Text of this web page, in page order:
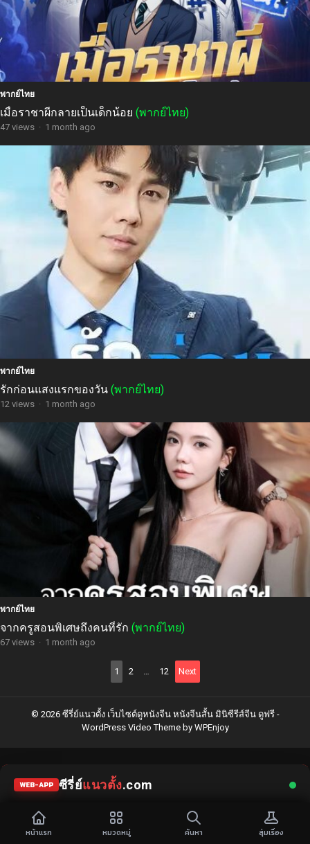
พากย์ไทย
เมื่อราชาผีกลายเป็นเด็กน้อย (พากย์ไทย)
47 views · 1 month ago
พากย์ไทย
รักก่อนแสงแรกของวัน (พากย์ไทย)
12 views · 1 month ago
พากย์ไทย
จากครูสอนพิเศษถึงคนที่รัก (พากย์ไทย)
67 views · 1 month ago
1 2 12 Next
© 2026 ซีรี่ย์แนวตั้ง เว็บไซต์ดูหนังจีน หนังจีนสั้น มินิซีรีส์จีน ดูฟรี -
WordPress Video Themeby WPEnjoy
หน้าแรก หมวดหมู่ ค้นหา สุ่มเรื่อง
WEB-APP ซีรี่ย์แนวตั้ง.com
ดูหนังจีนสั้น